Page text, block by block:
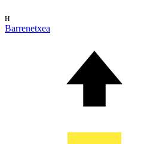
н
Barrenetxea